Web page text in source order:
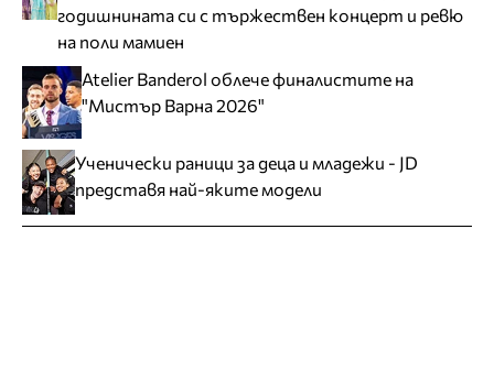
годишнината си с тържествен концерт и ревю
на поли мамиен
Atelier Banderol облече финалистите на
"Мистър Варна 2026"
Ученически раници за деца и младежи - JD
представя най-яките модели